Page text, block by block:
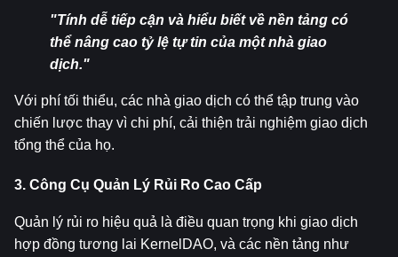
"Tính dễ tiếp cận và hiểu biết về nền tảng có
thể nâng cao tỷ lệ tự tin của một nhà giao
dịch."
Với phí tối thiểu, các nhà giao dịch có thể tập trung vào
chiến lược thay vì chi phí, cải thiện trải nghiệm giao dịch
tổng thể của họ.
3. Công Cụ Quản Lý Rủi Ro Cao Cấp
Quản lý rủi ro hiệu quả là điều quan trọng khi giao dịch
hợp đồng tương lai KernelDAO, và các nền tảng như